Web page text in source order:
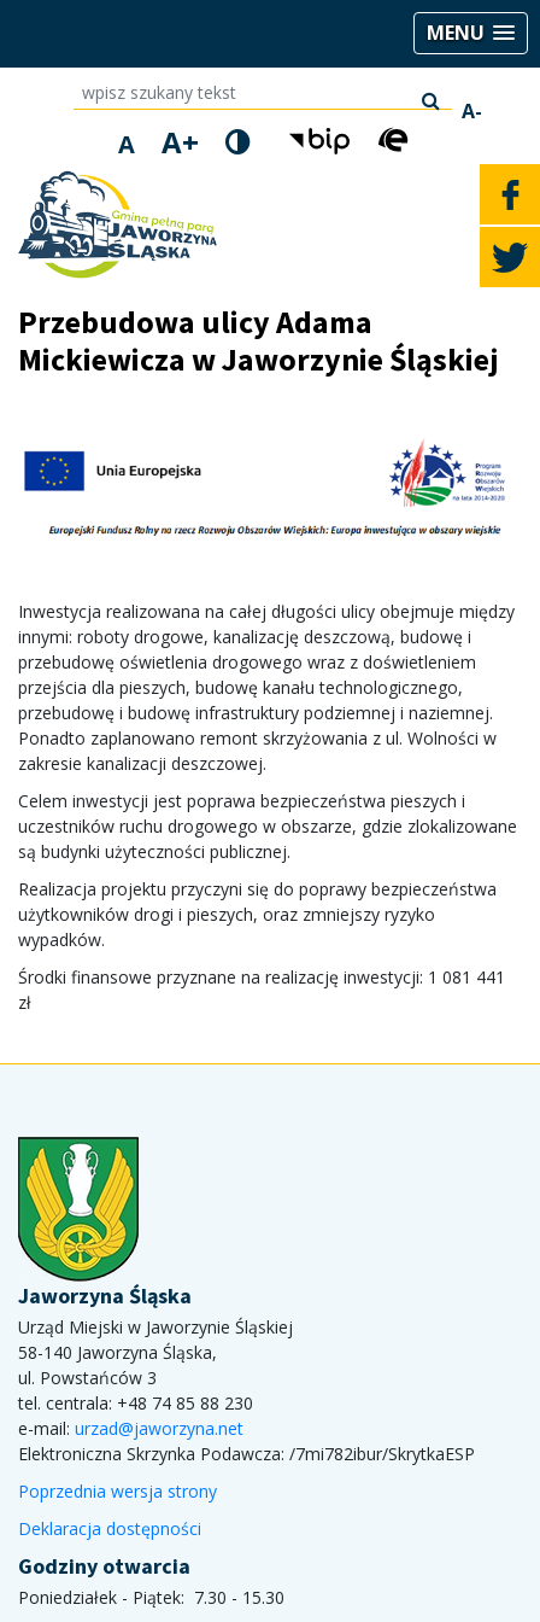
MENU
wpisz szukany tekst
A-
A A+
Przebudowa ulicy Adama
Mickiewicza w Jaworzynie Śląskiej
Inwestycja realizowana na całej długości ulicy obejmuje między
innymi: roboty drogowe, kanalizację deszczową, budowę i
przebudowę oświetlenia drogowego wraz z doświetleniem
przejścia dla pieszych, budowę kanału technologicznego,
przebudowę i budowę infrastruktury podziemnej i naziemnej.
Ponadto zaplanowano remont skrzyżowania z ul. Wolności w
zakresie kanalizacji deszczowej.
Celem inwestycji jest poprawa bezpieczeństwa pieszych i
uczestników ruchu drogowego w obszarze, gdzie zlokalizowane
są budynki użyteczności publicznej.
Realizacja projektu przyczyni się do poprawy bezpieczeństwa
użytkowników drogi i pieszych, oraz zmniejszy ryzyko
wypadków.
Środki finansowe przyznane na realizację inwestycji: 1 081 441
zł
Jaworzyna Śląska
Urząd Miejski w Jaworzynie Śląskiej
58-140 Jaworzyna Śląska,
ul. Powstańców 3
tel. centrala: +48 74 85 88 230
e-mail: urzad@jaworzyna.net
Elektroniczna Skrzynka Podawcza: /7mi782ibur/SkrytkaESP
Poprzednia wersja strony
Deklaracja dostępności
Godziny otwarcia
Poniedziałek - Piątek: 7.30 - 15.30